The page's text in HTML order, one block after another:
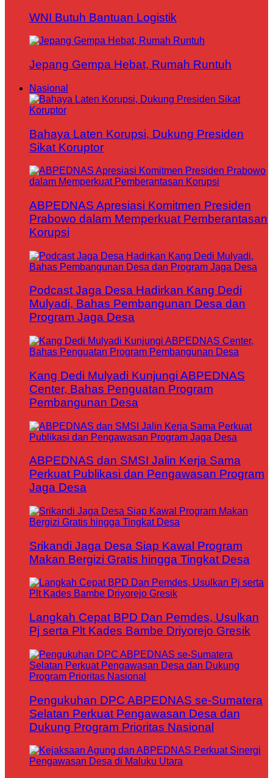
WNI Butuh Bantuan Logistik
Jepang Gempa Hebat, Rumah Runtuh
Nasional
Bahaya Laten Korupsi, Dukung Presiden
Sikat Koruptor
ABPEDNAS Apresiasi Komitmen Presiden
Prabowo dalam Memperkuat Pemberantasan
Korupsi
Podcast Jaga Desa Hadirkan Kang Dedi
Mulyadi, Bahas Pembangunan Desa dan
Program Jaga Desa
Kang Dedi Mulyadi Kunjungi ABPEDNAS
Center, Bahas Penguatan Program
Pembangunan Desa
ABPEDNAS dan SMSI Jalin Kerja Sama
Perkuat Publikasi dan Pengawasan Program
Jaga Desa
Srikandi Jaga Desa Siap Kawal Program
Makan Bergizi Gratis hingga Tingkat Desa
Langkah Cepat BPD Dan Pemdes, Usulkan
Pj serta Plt Kades Bambe Driyorejo Gresik
Pengukuhan DPC ABPEDNAS se-Sumatera
Selatan Perkuat Pengawasan Desa dan
Dukung Program Prioritas Nasional